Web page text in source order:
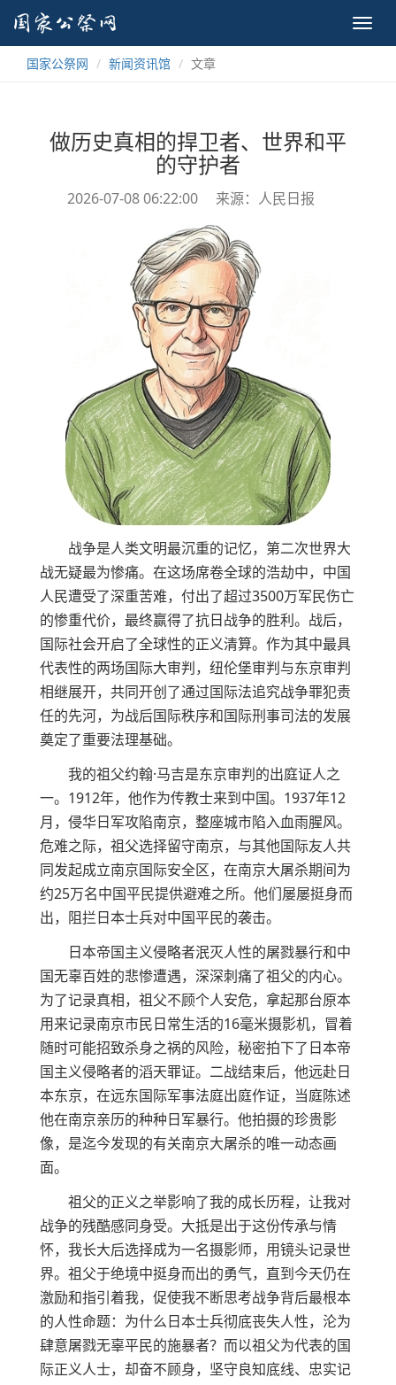
国家公祭网
新闻资讯馆 文章
做历史真相的捍卫者、世界和平
的守护者
2026-07-08 06:22:00 来源：人民日报
战争是人类文明最沉重的记忆，第二次世界大
战无疑最为惨痛。在这场席卷全球的浩劫中，中国
人民遭受了深重苦难，付出了超过3500万军民伤亡
的惨重代价，最终赢得了抗日战争的胜利。战后，
国际社会开启了全球性的正义清算。作为其中最具
代表性的两场国际大审判，纽伦堡审判与东京审判
相继展开，共同开创了通过国际法追究战争罪犯责
任的先河，为战后国际秩序和国际刑事司法的发展
奠定了重要法理基础。
我的祖父约翰·马吉是东京审判的出庭证人之
一。1912年，他作为传教士来到中国。1937年12
月，侵华日军攻陷南京，整座城市陷入血雨腥风。
危难之际，祖父选择留守南京，与其他国际友人共
同发起成立南京国际安全区，在南京大屠杀期间为
约25万名中国平民提供避难之所。他们屡屡挺身而
出，阻拦日本士兵对中国平民的袭击。
日本帝国主义侵略者泯灭人性的屠戮暴行和中
国无辜百姓的悲惨遭遇，深深刺痛了祖父的内心。
为了记录真相，祖父不顾个人安危，拿起那台原本
用来记录南京市民日常生活的16毫米摄影机，冒着
随时可能招致杀身之祸的风险，秘密拍下了日本帝
国主义侵略者的滔天罪证。二战结束后，他远赴日
本东京，在远东国际军事法庭出庭作证，当庭陈述
他在南京亲历的种种日军暴行。他拍摄的珍贵影
像，是迄今发现的有关南京大屠杀的唯一动态画
面。
祖父的正义之举影响了我的成长历程，让我对
战争的残酷感同身受。大抵是出于这份传承与情
怀，我长大后选择成为一名摄影师，用镜头记录世
界。祖父于绝境中挺身而出的勇气，直到今天仍在
激励和指引着我，促使我不断思考战争背后最根本
的人性命题：为什么日本士兵彻底丧失人性，沦为
肆意屠戮无辜平民的施暴者？而以祖父为代表的国
际正义人士，却奋不顾身，坚守良知底线、忠实记